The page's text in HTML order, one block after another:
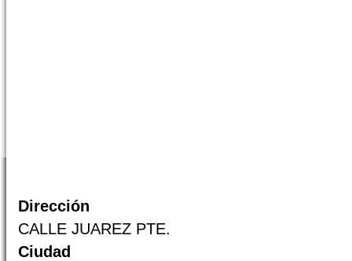
Dirección
CALLE JUAREZ PTE.
Ciudad